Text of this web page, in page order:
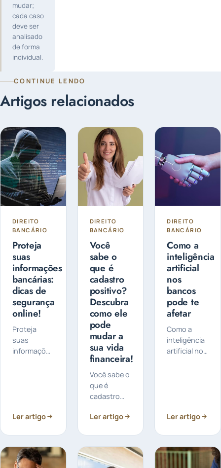
mudar;
cada caso
deve ser
analisado
de forma
individual.
CONTINUE LENDO
Artigos relacionados
DIREITO
BANCÁRIO
Proteja
suas
informações
bancárias:
dicas de
segurança
online!
Proteja
suas
informações
online: A
das suas
informações
bancárias é
Ler artigo
DIREITO
BANCÁRIO
Você
sabe o
que é
cadastro
positivo?
Descubra
como ele
pode
mudar a
sua vida
financeira!
Você sabe o
que é
cadastro
é um
ganhado
destaque
Ler artigo
DIREITO
BANCÁRIO
Como a
inteligência
artificial
nos
bancos
pode te
afetar
Como a
inteligência
artificial nos
artificial
transformando
a forma
como...
Ler artigo